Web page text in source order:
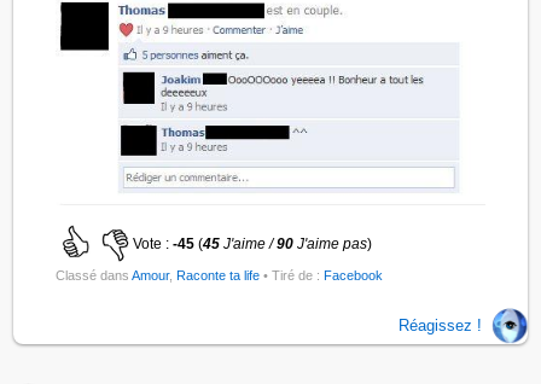
Vote :-45 (45J'aime /90 J'aime pas)
Classé dansAmour,Raconte ta life • Tiré de :Facebook
Réagissez !